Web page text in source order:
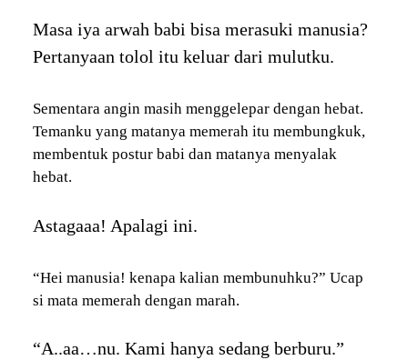
Masa iya arwah babi bisa merasuki manusia?
Pertanyaan tolol itu keluar dari mulutku.
Sementara angin masih menggelepar dengan hebat.
Temanku yang matanya memerah itu membungkuk,
membentuk postur babi dan matanya menyalak
hebat.
Astagaaa! Apalagi ini.
“Hei manusia! kenapa kalian membunuhku?” Ucap
si mata memerah dengan marah.
“A..aa…nu. Kami hanya sedang berburu.”